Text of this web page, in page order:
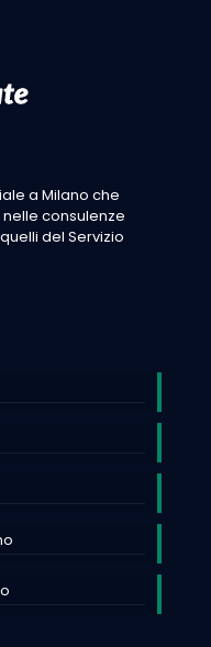
a Milano che
consulenze
del Servizio